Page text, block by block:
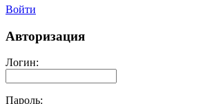
Войти
Авторизация
Логин:
Пароль: